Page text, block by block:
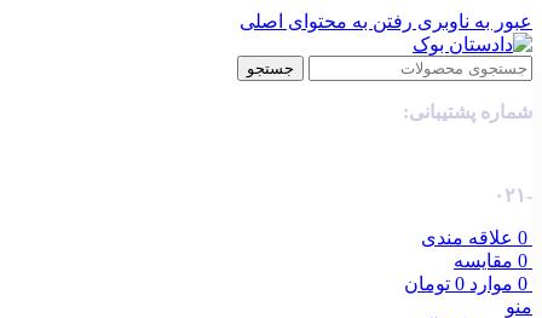
عبور به ناوبری رفتن به محتوای اصلی
جستجو
شماره پشتیبانی:
-۰۲۱
0 علاقه مندی
0 مقایسه
0 موارد 0 تومان
منو